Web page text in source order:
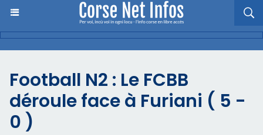
Football N2 : Le FCBB
déroule face à Furiani ( 5 -
0 )